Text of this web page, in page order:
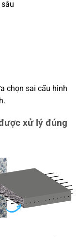
chọn sai cấu hình
xử lý đúng